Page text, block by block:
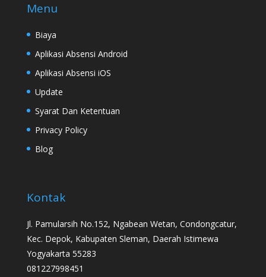
Menu
Biaya
Aplikasi Absensi Android
Aplikasi Absensi iOS
Update
Syarat Dan Ketentuan
Privacy Policy
Blog
Kontak
Jl. Pamularsih No.152, Ngabean Wetan, Condongcatur,
Kec. Depok, Kabupaten Sleman, Daerah Istimewa
Yogyakarta 55283
081227998451